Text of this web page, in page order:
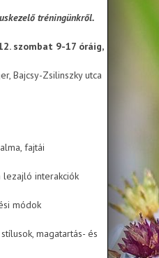
tréningünkről.
szombat 9-17 óráig,
Bajcsy-Zsilinszky utca
fajtái
interakciók
módok
magatartás- és